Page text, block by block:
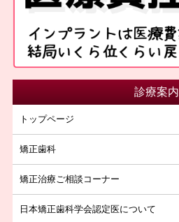
診療案内
トップページ
矯正歯科
矯正治療ご相談コーナー
日本矯正歯科学会認定医について